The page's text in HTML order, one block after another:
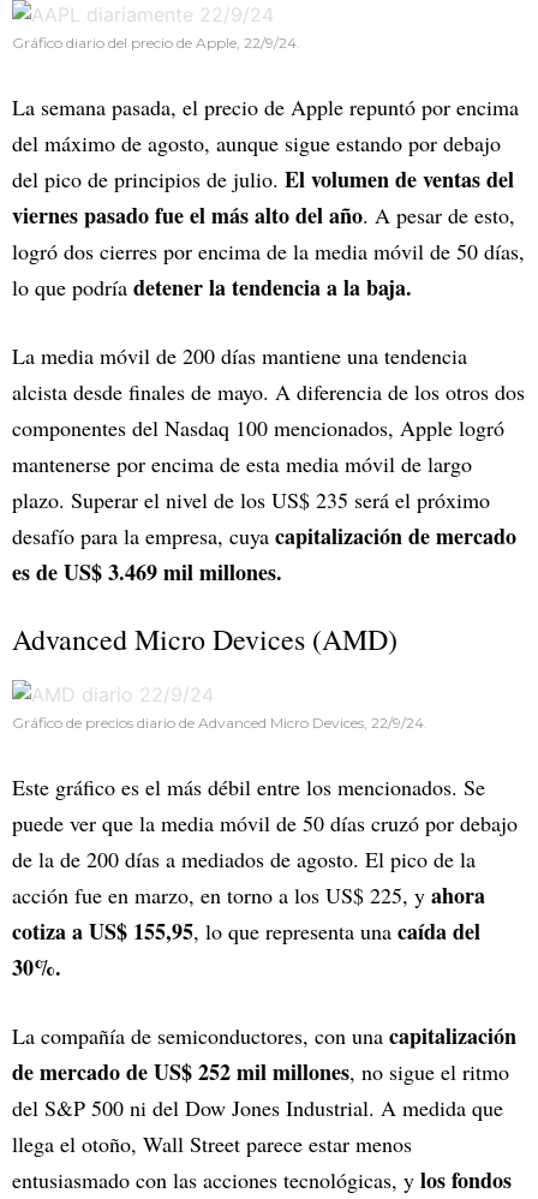
Gráfico diario del precio de Apple, 22/9/24.
La semana pasada, el precio de Apple repuntó por encima
del máximo de agosto, aunque sigue estando por debajo
del pico de principios de julio. El volumen de ventas del
viernes pasado fue el más alto del año. A pesar de esto,
logró dos cierres por encima de la media móvil de 50 días,
lo que podría detener la tendencia a la baja.
La media móvil de 200 días mantiene una tendencia
alcista desde finales de mayo. A diferencia de los otros dos
componentes del Nasdaq 100 mencionados, Apple logró
mantenerse por encima de esta media móvil de largo
plazo. Superar el nivel de los US$ 235 será el próximo
desafío para la empresa, cuya capitalización de mercado
es de US$ 3.469 mil millones.
Advanced Micro Devices (AMD)
Gráfico de precios diario de Advanced Micro Devices, 22/9/24.
Este gráfico es el más débil entre los mencionados. Se
puede ver que la media móvil de 50 días cruzó por debajo
de la de 200 días a mediados de agosto. El pico de la
acción fue en marzo, en torno a los US$ 225, y ahora
cotiza a US$ 155,95, lo que representa una caída del
30%.
La compañía de semiconductores, con una capitalización
de mercado de US$ 252 mil millones, no sigue el ritmo
del S&P 500 ni del Dow Jones Industrial. A medida que
llega el otoño, Wall Street parece estar menos
entusiasmado con las acciones tecnológicas, y los fondos